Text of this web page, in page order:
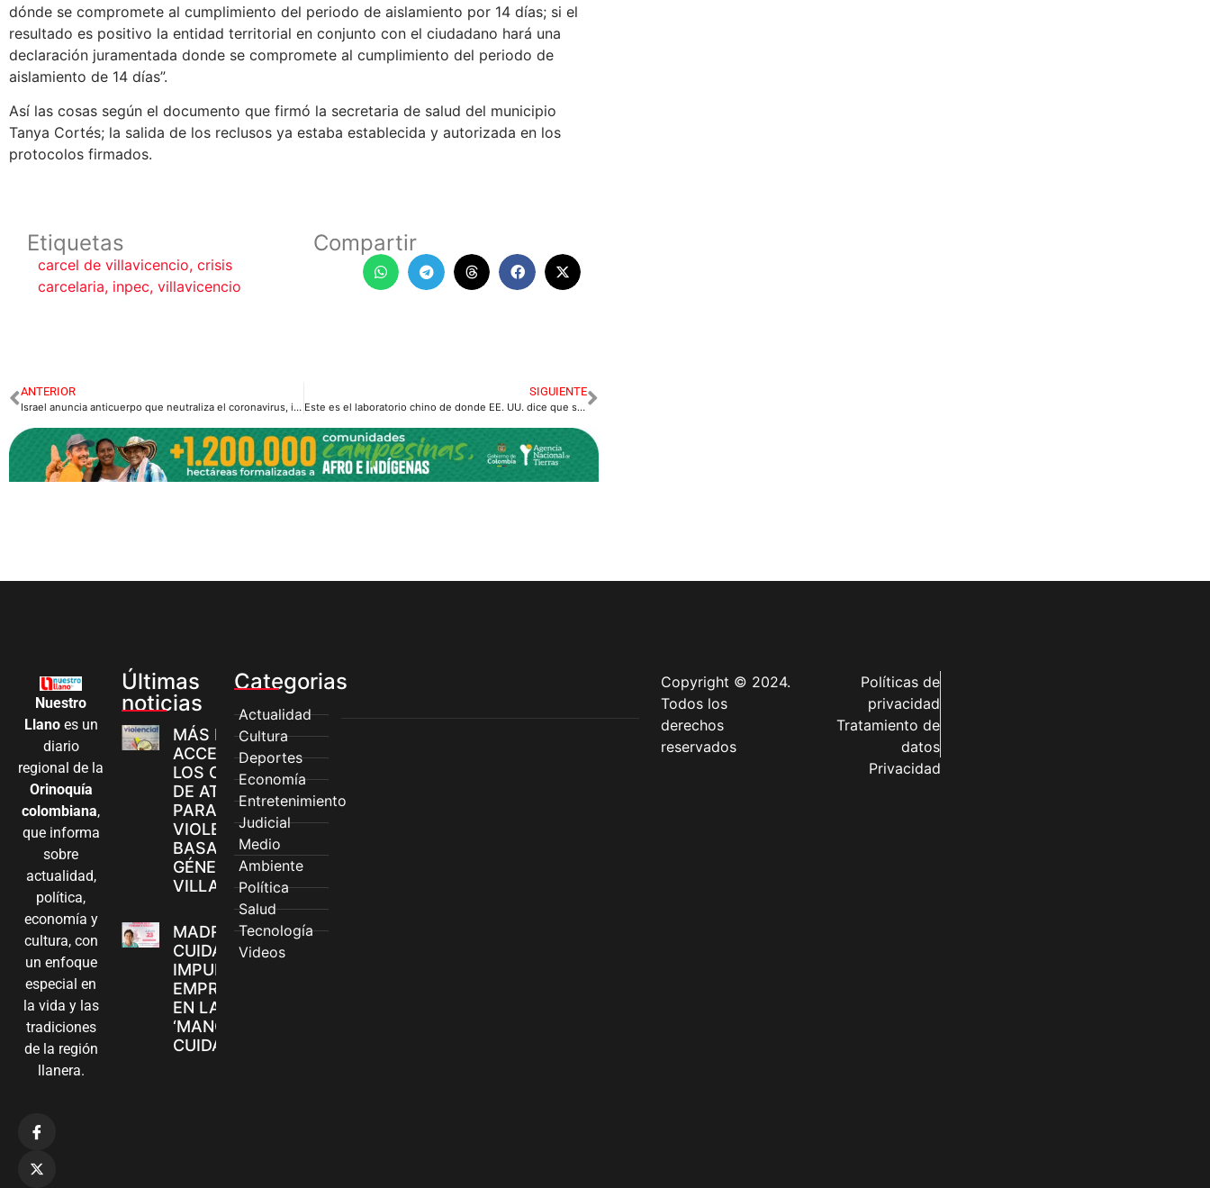
dónde se compromete al cumplimiento del periodo de aislamiento por 14 días; si el
resultado es positivo la entidad territorial en conjunto con el ciudadano hará una
declaración juramentada donde se compromete al cumplimiento del periodo de
aislamiento de 14 días”.
Así las cosas según el documento que firmó la secretaria de salud del municipio
Tanya Cortés; la salida de los reclusos ya estaba establecida y autorizada en los
protocolos firmados.
Etiquetas
carcel de villavicencio, crisis
carcelaria, inpec, villavicencio
Compartir
ANTERIOR
Israel anuncia anticuerpo que neutraliza el coronavirus, incluso en contagiados
SIGUIENTE
Este es el laboratorio chino de donde EE. UU. dice que se escapó el coronavirus
Nuestro
Llanoes un
diario
regional de la
Orinoquía
colombiana,
que informa
sobre
actualidad,
política,
economía y
cultura, con
un enfoque
especial en
la vida y las
tradiciones
de la región
llanera.
Últimas
noticias
MÁS MUJERES
ACCEDEN A
LOS CANALES
DE ATENCIÓN
PARA
VIOLENCIAS
BASADAS EN
GÉNERO EN
VILLAVICENCIO
MADRES
CUIDADORAS
IMPULSAN SUS
EMPRENDIMIENTOS
EN LA FERIA
‘MANOS QUE
CUIDAN Y CREAN’
Categorias
Actualidad
Cultura
Deportes
Economía
Entretenimiento
Judicial
Medio
Ambiente
Política
Salud
Tecnología
Videos
Copyright © 2024.
Todos los
derechos
reservados
Políticas de
privacidad
Tratamiento de
datos
Privacidad